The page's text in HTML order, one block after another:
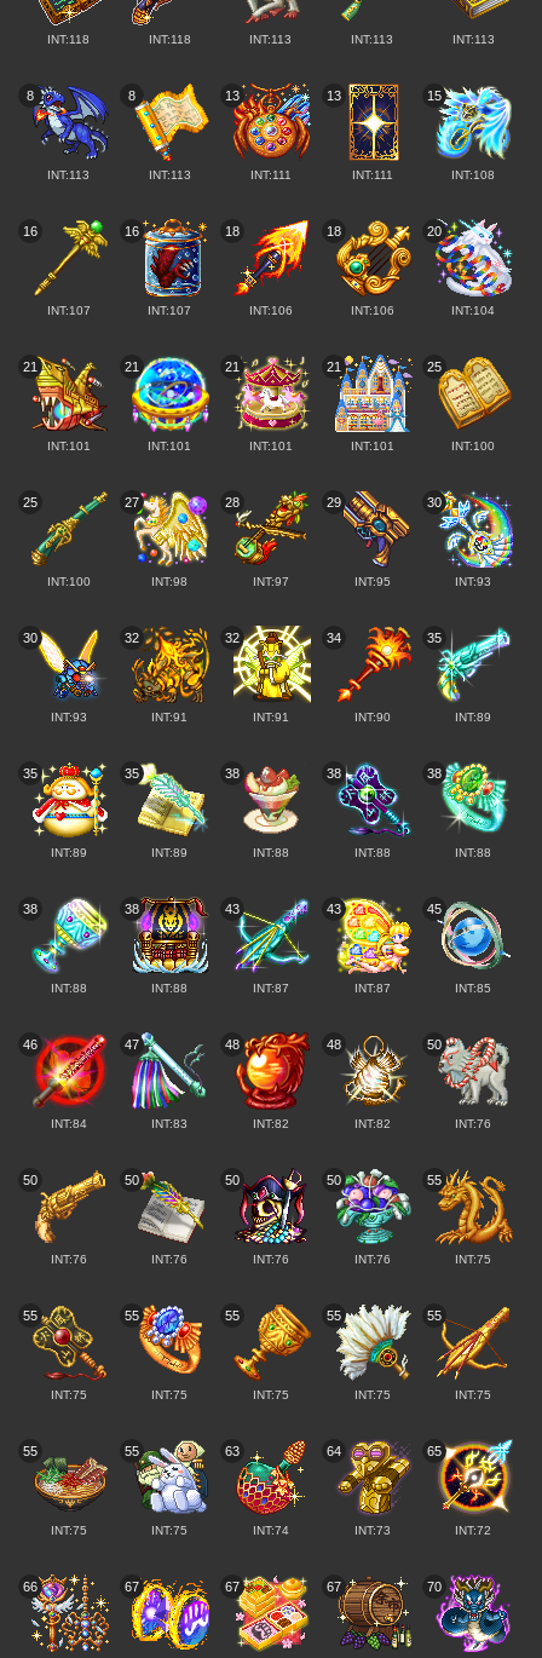
INT:118 INT:118 INT:113 INT:113 INT:113
8
INT:113
8
INT:113
13
INT:111
13
INT:111
15
INT:108
16
INT:107
16
INT:107
18
INT:106
18
INT:106
20
INT:104
21
INT:101
21
INT:101
21
INT:101
21
INT:101
25
INT:100
25
INT:100
27
INT:98
28
INT:97
29
INT:95
30
INT:93
30
INT:93
32
INT:91
32
INT:91
34
INT:90
35
INT:89
35
INT:89
35
INT:89
38
INT:88
38
INT:88
38
INT:88
38
INT:88
38
INT:88
43
INT:87
43
INT:87
45
INT:85
46
INT:84
47
INT:83
48
INT:82
48
INT:82
50
INT:76
50
INT:76
50
INT:76
50
INT:76
50
INT:76
55
INT:75
55
INT:75
55
INT:75
55
INT:75
55
INT:75
55
INT:75
55
INT:75
55
INT:75
63
INT:74
64
INT:73
65
INT:72
66 67 67 67 70